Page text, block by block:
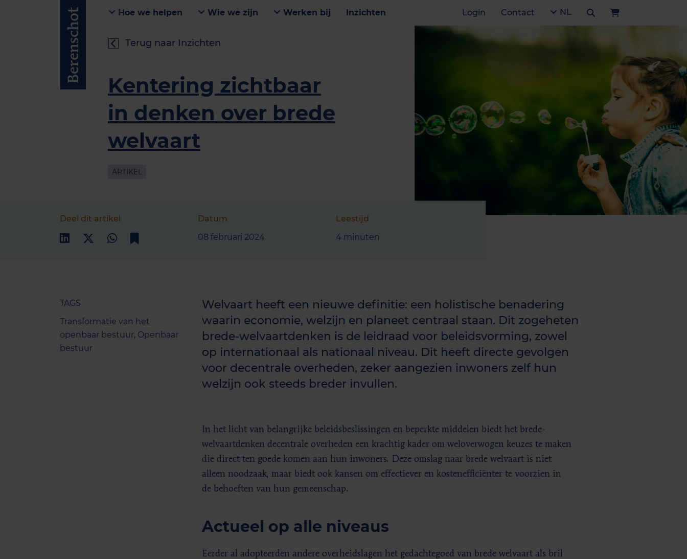
Hoe we helpen Wie we zijn Werken bij Inzichten Login Contact NL
Terug naar Inzichten
Kentering zichtbaar
in denken over brede
welvaart
ARTIKEL
Deel dit artikel
Datum
08 februari 2024
Leestijd
4 minuten
TAGS
Transformatie van het
openbaar bestuur, Openbaar
bestuur
Welvaart heeft een nieuwe definitie: een holistische benadering
waarin economie, welzijn en planeet centraal staan. Dit zogeheten
brede-welvaartdenken is de leidraad voor beleidsvorming, zowel
op internationaal als nationaal niveau. Dit heeft directe gevolgen
voor decentrale overheden, zeker aangezien inwoners zelf hun
welzijn ook steeds breder invullen.
In het licht van belangrijke beleidsbeslissingen en beperkte middelen biedt het brede-
welvaartdenken decentrale overheden een krachtig kader om weloverwogen keuzes te maken
die direct ten goede komen aan hun inwoners. Deze omslag naar brede welvaart is niet
alleen noodzaak, maar biedt ook kansen om effectiever en kostenefficiënter te voorzien in
de behoeften van hun gemeenschap.
Actueel op alle niveaus
Eerder al adopteerden andere overheidslagen het gedachtegoed van brede welvaart als bril